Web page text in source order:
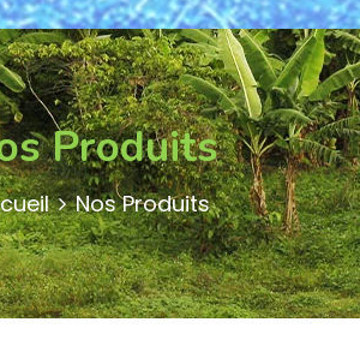
Produits
Nos Produits